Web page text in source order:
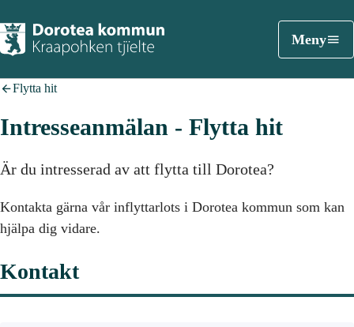
Meny
Flytta hit
Intresseanmälan - Flytta hit
Är du intresserad av att flytta till Dorotea?
Kontakta gärna vår inflyttarlots i Dorotea kommun som kan
hjälpa dig vidare.
Kontakt